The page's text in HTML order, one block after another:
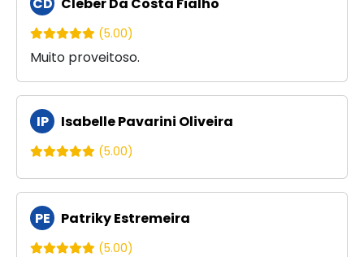
(5.00)
Muito proveitoso.
IP Isabelle Pavarini Oliveira
(5.00)
PE Patriky Estremeira
(5.00)